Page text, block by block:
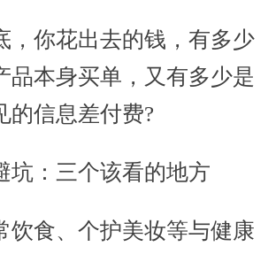
你花出去的钱，有多少
品本身买单，又有多少是
的信息差付费?
：三个该看的地方
食、个护美妆等与健康